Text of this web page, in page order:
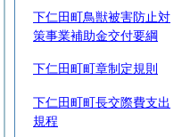
下仁田町鳥獣被害防止対
策事業補助金交付要綱
下仁田町町章制定規則
下仁田町町長交際費支出
規程